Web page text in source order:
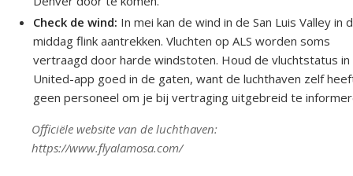
Check de wind: In mei kan de wind in de San Luis Valley in
middag flink aantrekken. Vluchten op ALS worden soms
vertraagd door harde windstoten. Houd de vluchtstatus in
United-app goed in de gaten, want de luchthaven zelf
geen personeel om je bij vertraging uitgebreid te
Officiële website van de luchthaven:
https://www.flyalamosa.com/